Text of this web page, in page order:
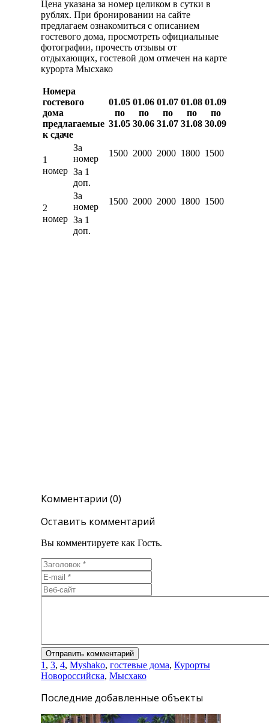
Цена указана за номер целиком в сутки в
рублях. При бронировании на сайте
предлагаем ознакомиться с описанием
гостевого дома, просмотреть официальные
фотографии, прочесть отзывы от
отдыхающих, гостевой дом отмечен на карте
курорта Мысхако
Номера
гостевого
дома
предлагаемые
к сдаче
01.05
по
31.05
01.06
по
30.06
01.07
по
31.07
01.08
по
31.08
01.09
по
30.09
1
номер
За
номер
1500 2000 2000 1800 1500
За 1
доп.
2
номер
За
номер
1500 2000 2000 1800 1500
За 1
доп.
Комментарии (0)
Оставить комментарий
Вы комментируете как Гость.
1 , 3, 4, Myshako, гостевые дома, Курорты
Новороссийска, Мысхако
Последние добавленные объекты